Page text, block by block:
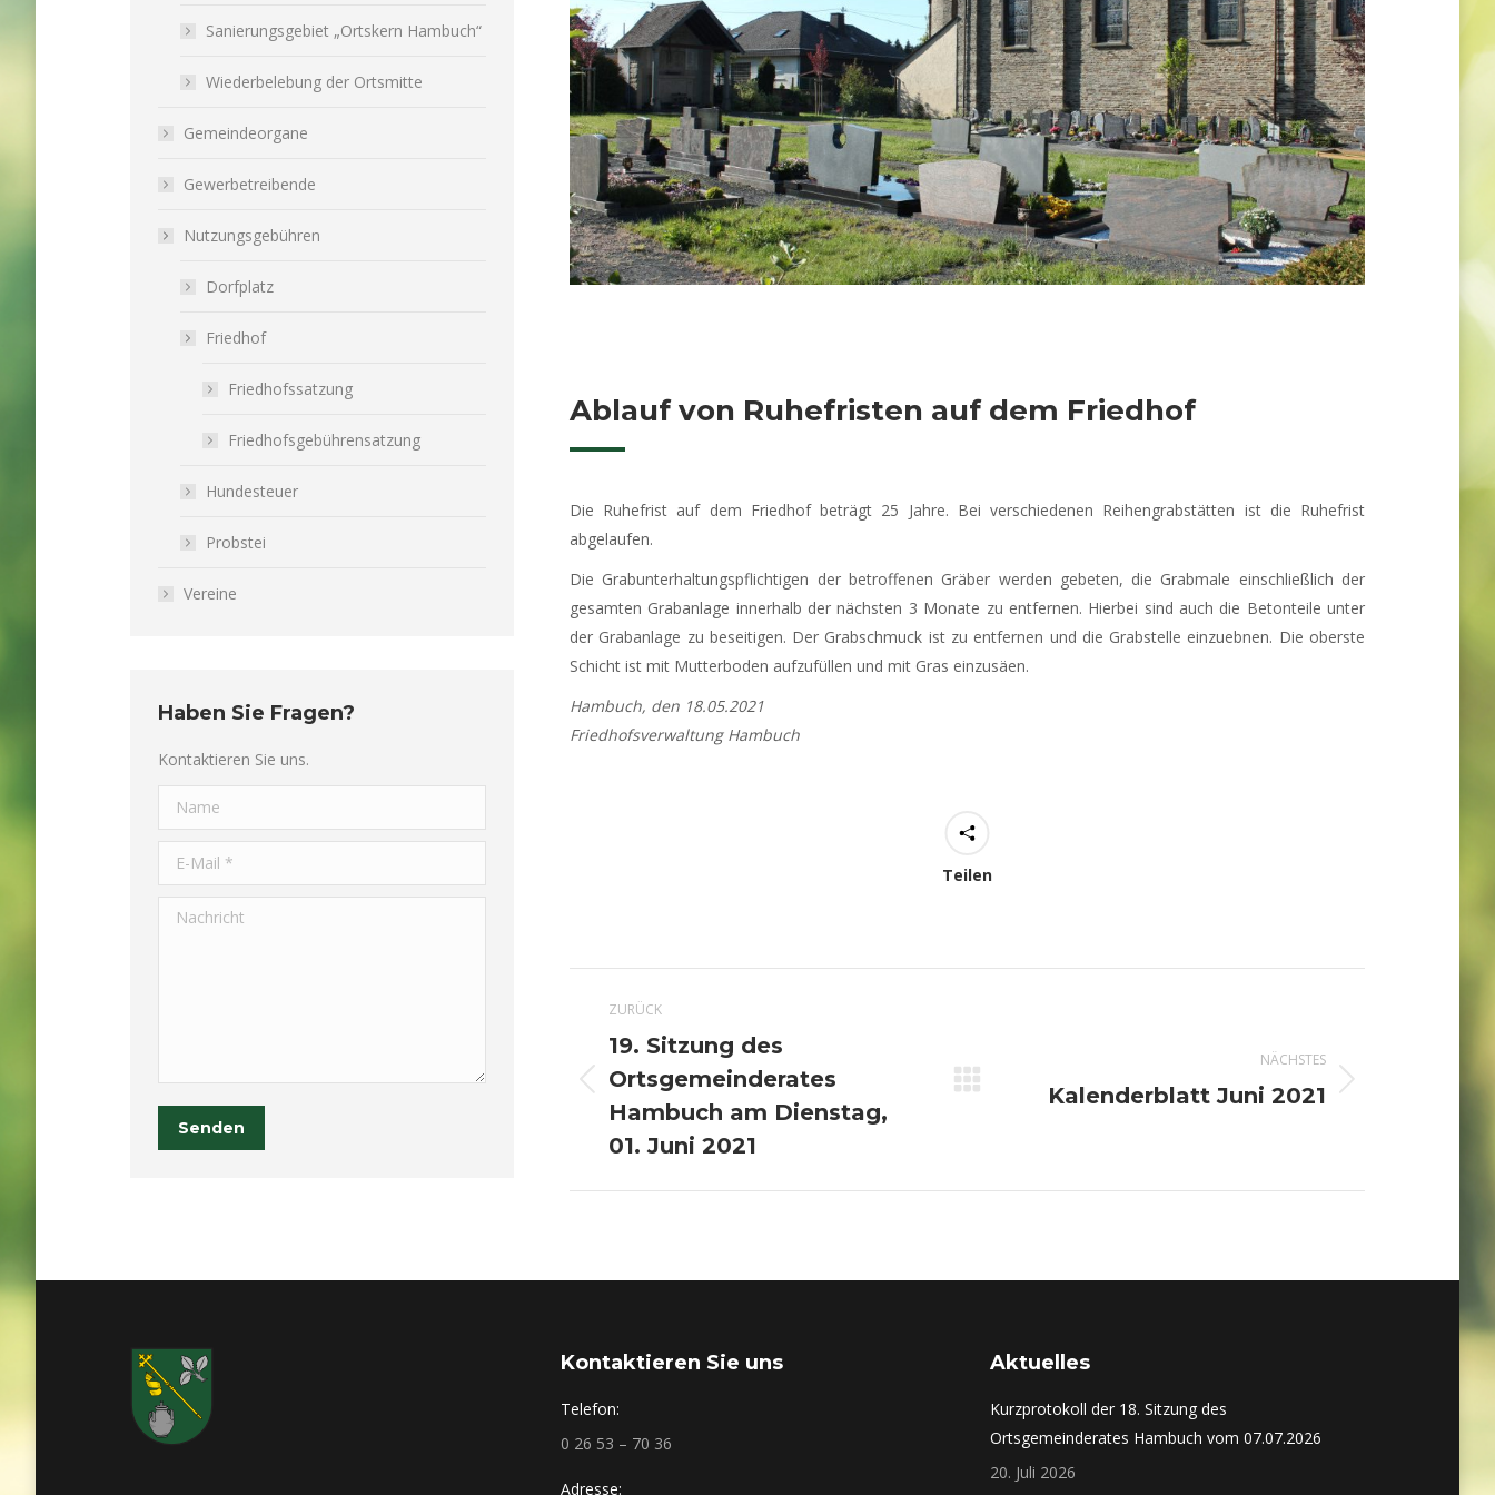
Ablauf von Ruhefristen auf dem Friedhof
Die Ruhefrist auf dem Friedhof beträgt 25 Jahre. Bei verschiedenen Reihengrabstätten ist die Ruhefrist
abgelaufen.
Die Grabunterhaltungspflichtigen der betroffenen Gräber werden gebeten, die Grabmale einschließlich der
gesamten Grabanlage innerhalb der nächsten 3 Monate zu entfernen. Hierbei sind auch die Betonteile unter
der Grabanlage zu beseitigen. Der Grabschmuck ist zu entfernen und die Grabstelle einzuebnen. Die oberste
Schicht ist mit Mutterboden aufzufüllen und mit Gras einzusäen.
Hambuch, den 18.05.2021
Friedhofsverwaltung Hambuch
Teilen
Kommentarnavigation
ZURÜCK
Vorheriger
Beitrag:
19. Sitzung des
Ortsgemeinderates
Hambuch am Dienstag,
01. Juni 2021
NÄCHSTES
Nächster
Kalenderblatt Juni 2021
Sanierungsgebiet „Ortskern Hambuch“
Wiederbelebung der Ortsmitte
Gemeindeorgane
Gewerbetreibende
Nutzungsgebühren
Dorfplatz
Friedhof
Friedhofssatzung
Friedhofsgebührensatzung
Hundesteuer
Probstei
Vereine
Haben Sie Fragen?
Kontaktieren Sie uns.
Name
E-Mail *
Nachricht
Senden
Kontaktieren Sie uns
Telefon:
0 26 53 – 70 36
Adresse:
Aktuelles
Kurzprotokoll der 18. Sitzung des
Ortsgemeinderates Hambuch vom 07.07.2026
20. Juli 2026